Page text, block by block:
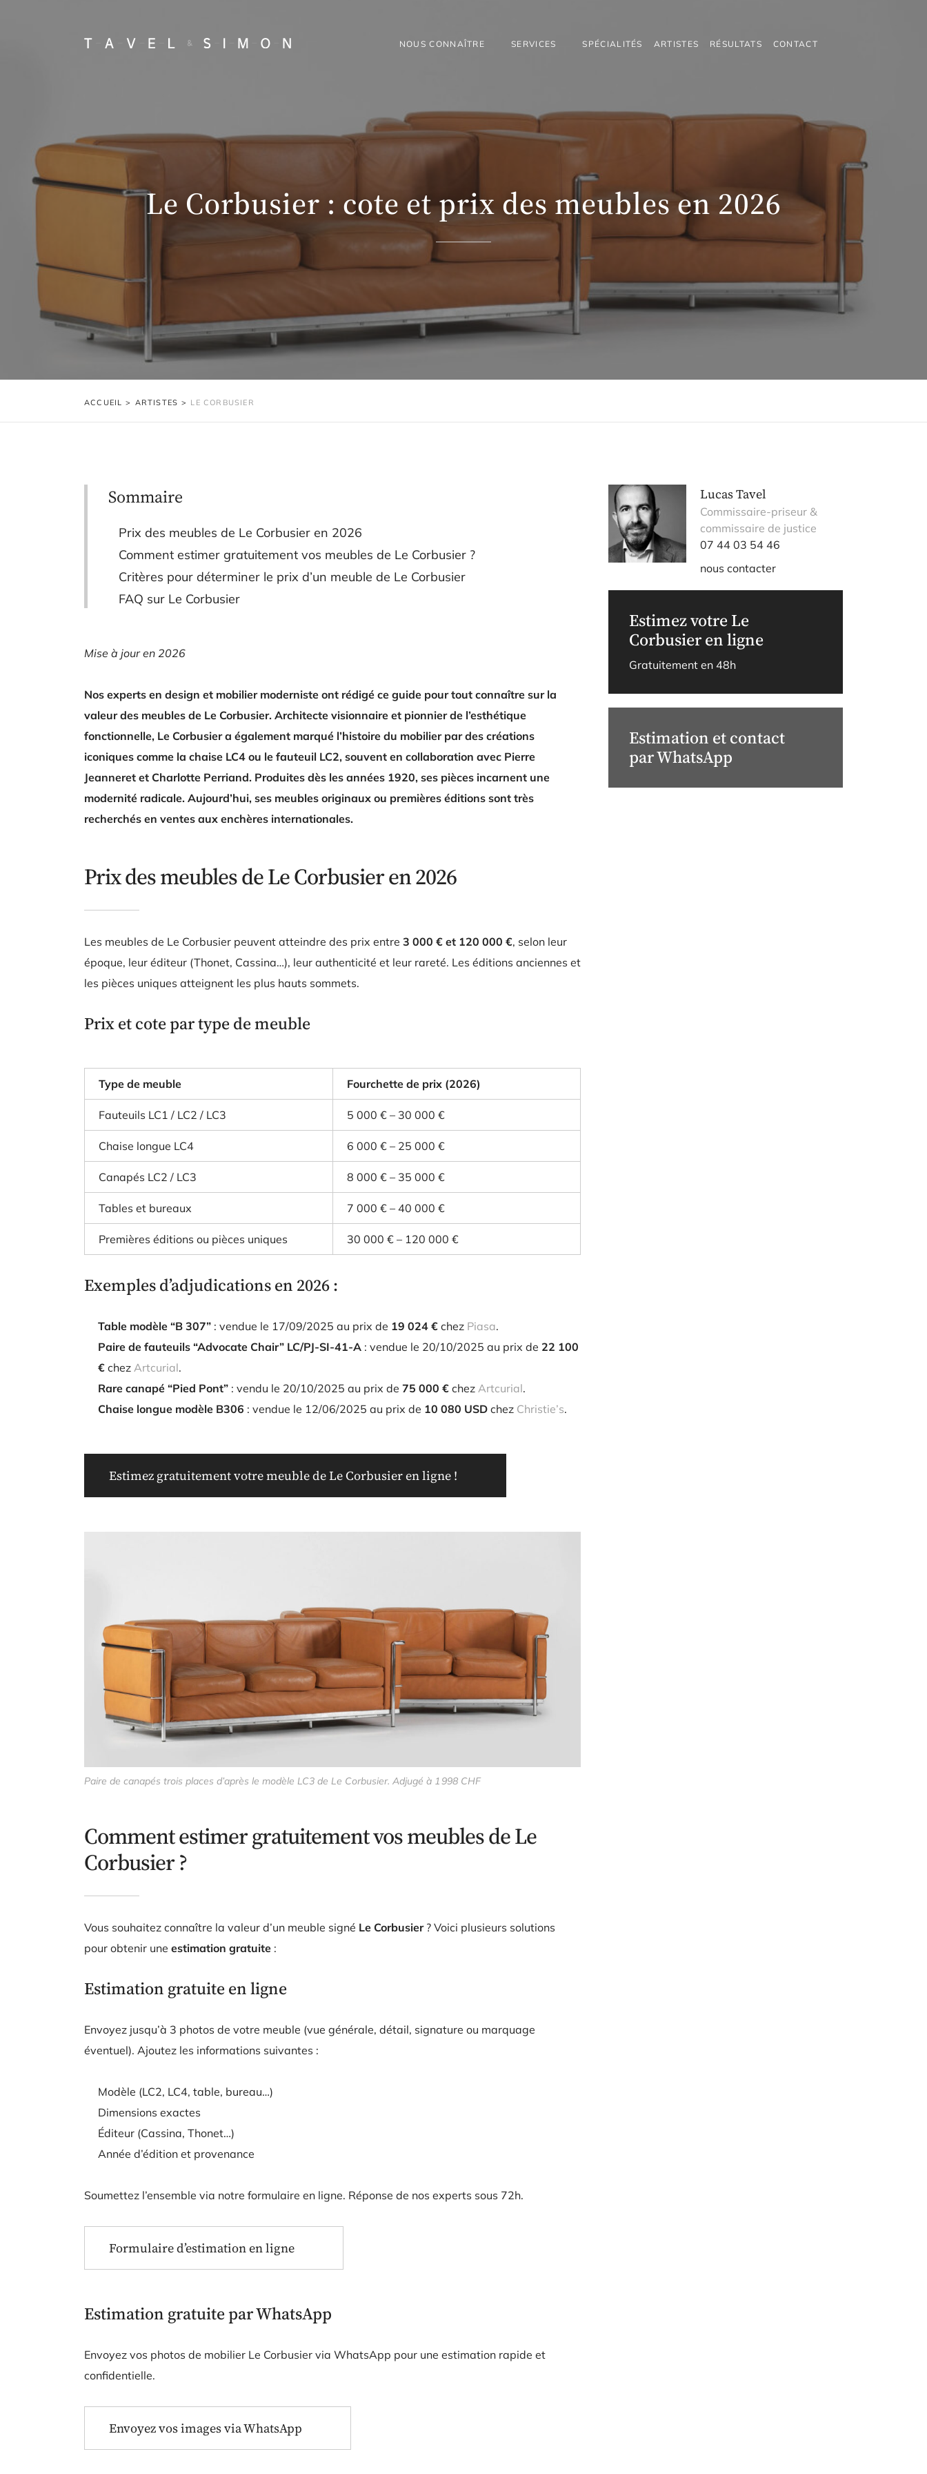
NOUS CONNAÎTRE SERVICES SPÉCIALITÉS ARTISTES RÉSULTATS CONTACT
Le Corbusier : cote et prix des meubles en 2026
ACCUEIL > ARTISTES > LE CORBUSIER
Sommaire
Prix des meubles de Le Corbusier en 2026
Comment estimer gratuitement vos meubles de Le Corbusier ?
Critères pour déterminer le prix d’un meuble de Le Corbusier
FAQ sur Le Corbusier
Mise à jour en 2026
Nos experts en design et mobilier moderniste ont rédigé ce guide pour tout connaître sur la
valeur des meubles de Le Corbusier. Architecte visionnaire et pionnier de l’esthétique
fonctionnelle, Le Corbusier a également marqué l’histoire du mobilier par des créations
iconiques comme la chaise LC4 ou le fauteuil LC2, souvent en collaboration avec Pierre
Jeanneret et Charlotte Perriand. Produites dès les années 1920, ses pièces incarnent une
modernité radicale. Aujourd’hui, ses meubles originaux ou premières éditions sont très
recherchés en ventes aux enchères internationales.
Prix des meubles de Le Corbusier en 2026
Les meubles de Le Corbusier peuvent atteindre des prix entre 3 000 € et 120 000 €, selon leur
époque, leur éditeur (Thonet, Cassina…), leur authenticité et leur rareté. Les éditions anciennes et
les pièces uniques atteignent les plus hauts sommets.
Prix et cote par type de meuble
Type de meuble Fourchette de prix (2026)
Fauteuils LC1 / LC2 / LC3 5 000 € – 30 000 €
Chaise longue LC4 6 000 € – 25 000 €
Canapés LC2 / LC3 8 000 € – 35 000 €
Tables et bureaux 7 000 € – 40 000 €
Premières éditions ou pièces uniques 30 000 € – 120 000 €
Exemples d’adjudications en 2026 :
Table modèle “B 307” : vendue le 17/09/2025 au prix de 19 024 € chez Piasa.
Paire de fauteuils “Advocate Chair” LC/PJ-SI-41-A : vendue le 20/10/2025 au prix de 22 100
€ chez Artcurial.
Rare canapé “Pied Pont” : vendu le 20/10/2025 au prix de 75 000 € chez Artcurial.
Chaise longue modèle B306 : vendue le 12/06/2025 au prix de 10 080 USD chez Christie’s.
Estimez gratuitement votre meuble de Le Corbusier en ligne !
Paire de canapés trois places d’après le modèle LC3 de Le Corbusier. Adjugé à 1 998 CHF
Comment estimer gratuitement vos meubles de Le
Corbusier ?
Vous souhaitez connaître la valeur d’un meuble signé Le Corbusier? Voici plusieurs solutions
pour obtenir une estimation gratuite :
Estimation gratuite en ligne
Envoyez jusqu’à 3 photos de votre meuble (vue générale, détail, signature ou marquage
éventuel). Ajoutez les informations suivantes :
Modèle (LC2, LC4, table, bureau…)
Dimensions exactes
Éditeur (Cassina, Thonet…)
Année d’édition et provenance
Soumettez l’ensemble via notre formulaire en ligne. Réponse de nos experts sous 72h.
Formulaire d’estimation en ligne
Estimation gratuite par WhatsApp
Envoyez vos photos de mobilier Le Corbusier via WhatsApp pour une estimation rapide et
confidentielle.
Envoyez vos images via WhatsApp
Lucas Tavel
Commissaire-priseur &
commissaire de justice
07 44 03 54 46
nous contacter
Estimez votre Le
Corbusier en ligne
Gratuitement en 48h
Estimation et contact
par WhatsApp